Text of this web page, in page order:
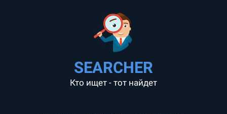
SEARCHER
Кто ищет - тот найдет